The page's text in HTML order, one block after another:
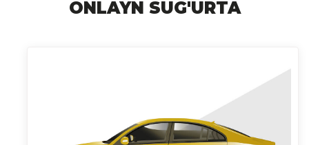
ONLAYN SUG'URTA